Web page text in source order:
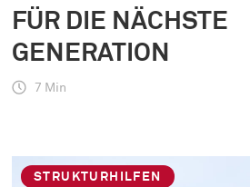
FÜR DIE NÄCHSTE
GENERATION
7 Min
STRUKTURHILFEN